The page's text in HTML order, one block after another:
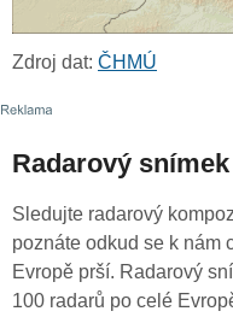
Zdroj dat: ČHMÚ
Radarový
Sledujte radarový
poznáte odkud se k nám
Evropě prší. Radarový
100 radarů po celé